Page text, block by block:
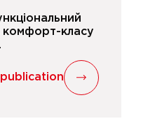
комфорт-класу